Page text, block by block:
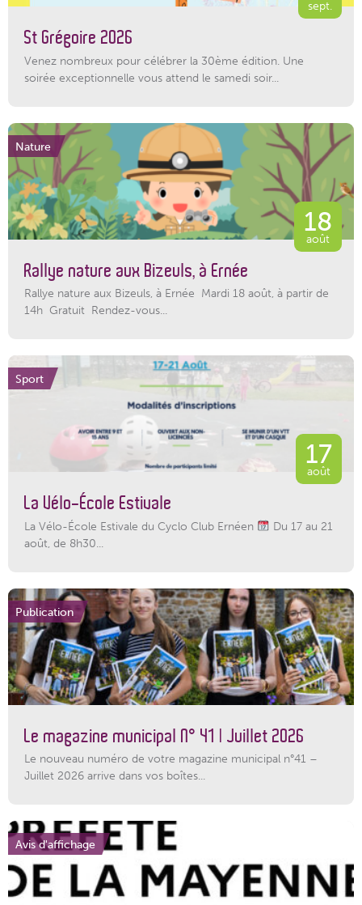
sept.
St Grégoire 2026
Venez nombreux pour célébrer la 30ème édition. Une
soirée exceptionnelle vous attend le samedi soir...
Nature
18
août
Rallye nature aux Bizeuls, à Ernée
Rallye nature aux Bizeuls, à Ernée Mardi 18 août, à partir de
14h Gratuit Rendez-vous...
Sport
17
août
La Vélo-École Estivale
La Vélo-École Estivale du Cyclo Club Ernéen
Du 17 au 21
août, de 8h30...
Publication
Le magazine municipal N° 41 | Juillet 2026
Le nouveau numéro de votre magazine municipal n°41 –
Juillet 2026 arrive dans vos boîtes...
Avis d'affichage